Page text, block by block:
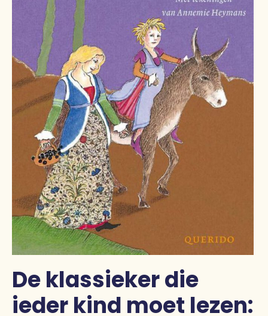
De klassieker die
ieder kind moet lezen: